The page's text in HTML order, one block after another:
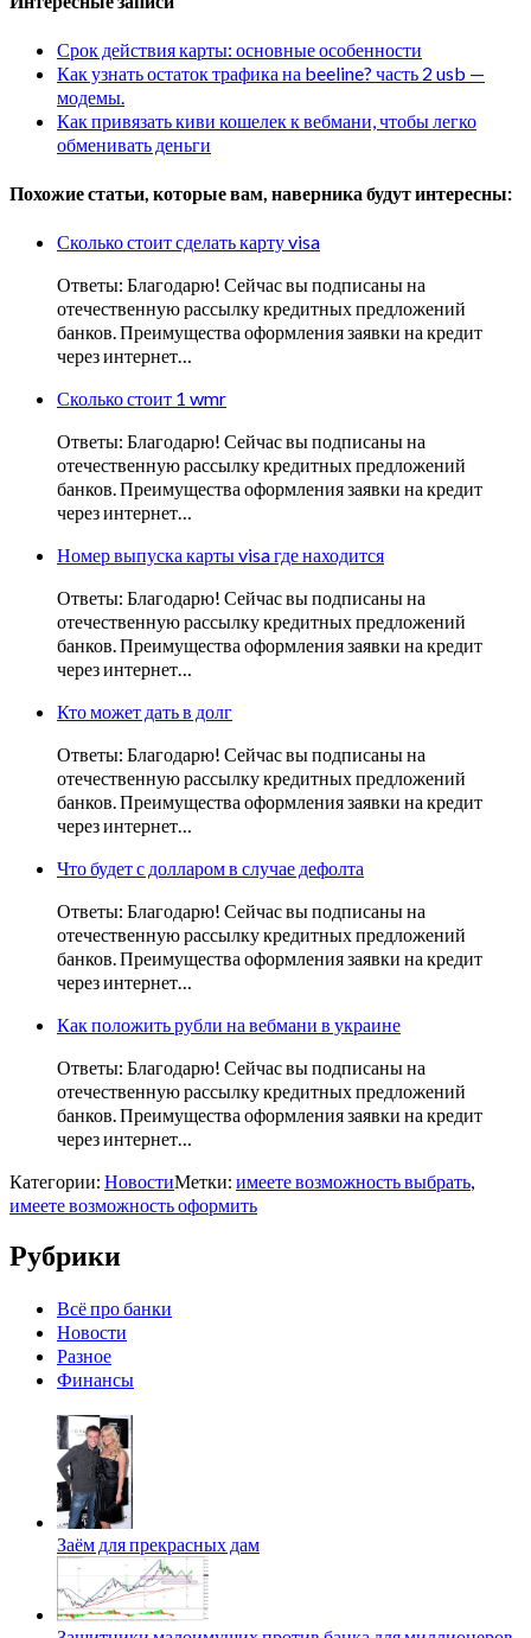
Срок действия карты: основные особенности
Как узнать остаток трафика на beeline? часть 2 usb —
модемы.
Как привязать киви кошелек к вебмани, чтобы легко
обменивать деньги
Похожие статьи, которые вам, наверника будут интересны:
Сколько стоит сделать карту visa
Ответы: Благодарю! Сейчас вы подписаны на
отечественную рассылку кредитных предложений
банков. Преимущества оформления заявки на кредит
через интернет…
Сколько стоит 1 wmr
Ответы: Благодарю! Сейчас вы подписаны на
отечественную рассылку кредитных предложений
банков. Преимущества оформления заявки на кредит
через интернет…
Номер выпуска карты visa где находится
Ответы: Благодарю! Сейчас вы подписаны на
отечественную рассылку кредитных предложений
банков. Преимущества оформления заявки на кредит
через интернет…
Кто может дать в долг
Ответы: Благодарю! Сейчас вы подписаны на
отечественную рассылку кредитных предложений
банков. Преимущества оформления заявки на кредит
через интернет…
Что будет с долларом в случае дефолта
Ответы: Благодарю! Сейчас вы подписаны на
отечественную рассылку кредитных предложений
банков. Преимущества оформления заявки на кредит
через интернет…
Как положить рубли на вебмани в украине
Ответы: Благодарю! Сейчас вы подписаны на
отечественную рассылку кредитных предложений
банков. Преимущества оформления заявки на кредит
через интернет…
Категории: НовостиМетки: имеете возможность выбрать,
имеете возможность оформить
Рубрики
Всё про банки
Новости
Разное
Финансы
Заём для прекрасных дам